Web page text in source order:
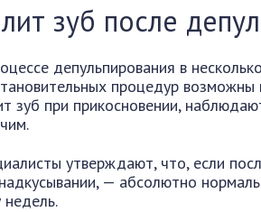
зуб после
депульпирования в
процедур
зуб при прикосновении,
утверждают, что, если
— абсолютно
недель.